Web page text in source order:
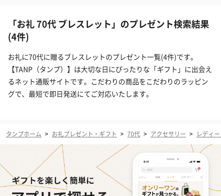
「お礼 70代 ブレスレット」のプレゼント検索結果
(4件)
お礼に70代に贈るブレスレットのプレゼント一覧(4件)です。
【TANP（タンプ）】は大切な日にぴったりな「ギフト」に出会え
るネット通販サイトです。こだわりの商品をこだわりのラッピン
グで、最短で即日発送にてご対応いたします。
タンプホーム > お礼プレゼント・ギフト > 70代 > アクセサリー > レディ